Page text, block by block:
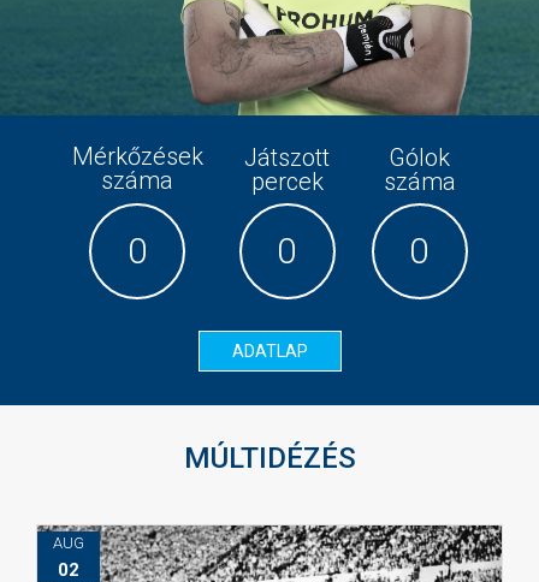
Mérkőzések
száma
0
Játszott
percek
0
Gólok
száma
0
ADATLAP
MÚLTIDÉZÉS
AUG
02